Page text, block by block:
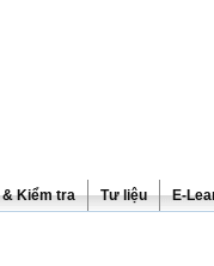
Kiểm tra Tư liệu E-